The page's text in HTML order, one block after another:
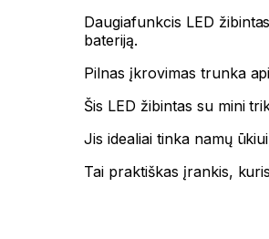
Daugiafunkcis LED
bateriją.
Pilnas įkrovimas trunka
Šis LED žibintas su mini
Jis idealiai tinka namų
Tai praktiškas įrankis,